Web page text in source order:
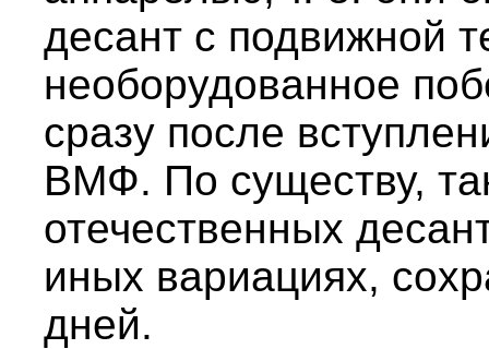
десант с подвижной
необорудованное
сразу после
ВМФ. По существу,
отечественных
иных вариациях,
дней.